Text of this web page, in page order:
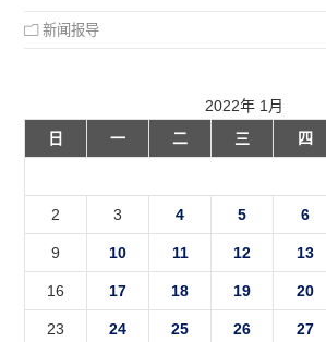
新闻报导
2022年 1月
日
一 二 三 四
2 3 4 5 6
9 10 11 12 13
16 17 18 19 20
23 24 25 26 27